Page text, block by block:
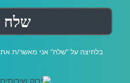
בלחיצה על "שלח" אני מאשר/ת את